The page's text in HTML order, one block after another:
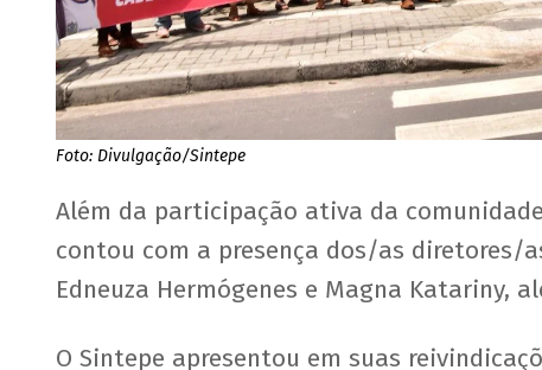
Foto: Divulgação/Sintepe
Além da participação ativa da
contou com a presença dos/as diretores/
Edneuza Hermógenes e Magna Katariny,
O Sintepe apresentou em suas